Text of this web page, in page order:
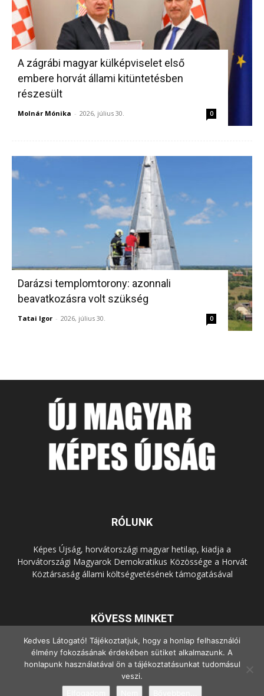
A zágrábi magyar külképviselet első
embere horvát állami kitüntetésben
részesült
Molnár Mónika - 2026, július 30. 0
Darázsi templomtorony: azonnali
beavatkozásra volt szükség
Tatai Igor - 2026, július 30. 0
RÓLUNK
Képes Újság, horvátországi magyar hetilap, kiadja a
Horvátországi Magyarok Demokratikus Közössége a Horvát
Köztársaság állami költségvetésének támogatásával
KÖVESS MINKET
Kedves Látogató! Tájékoztatjuk, hogy a honlap felhasználói
élmény fokozásának érdekében sütiket alkalmazunk. A
honlapunk használatával ön a tájékoztatásunkat tudomásul
veszi.